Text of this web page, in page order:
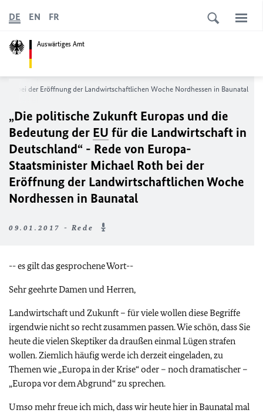
Auswärtiges Amt
DE EN FR
bei der Eröffnung der Landwirtschaftlichen Woche Nordhessen in Baunatal
„Die politische Zukunft Europas und die
Bedeutung der EU für die Landwirtschaft in
Deutschland“ - Rede von Europa-
Staatsminister Michael Roth bei der
Eröffnung der Landwirtschaftlichen Woche
Nordhessen in Baunatal
09.01.2017 - Rede
-- es gilt das gesprochene Wort--
Sehr geehrte Damen und Herren,
Landwirtschaft und Zukunft – für viele wollen diese Begriffe
irgendwie nicht so recht zusammen passen. Wie schön, dass Sie
heute die vielen Skeptiker da draußen einmal Lügen strafen
wollen. Ziemlich häufig werde ich derzeit eingeladen, zu
Themen wie „Europa in der Krise“ oder – noch dramatischer –
„Europa vor dem Abgrund“ zu sprechen.
Umso mehr freue ich mich, dass wir heute hier in Baunatal mal